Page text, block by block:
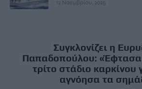
12 Νοεμβρίου, 2025
Συγκλονίζει η
Παπαδοπούλου:
τρίτο στάδιο καρκίνου
αγνόησα τα